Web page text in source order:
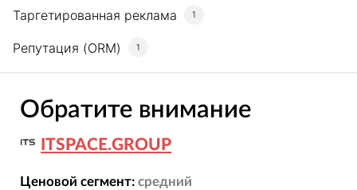
Таргетированная реклама 1
Репутация (ORM) 1
Обратите внимание
ITSPACE.GROUP
Ценовой сегмент: средний